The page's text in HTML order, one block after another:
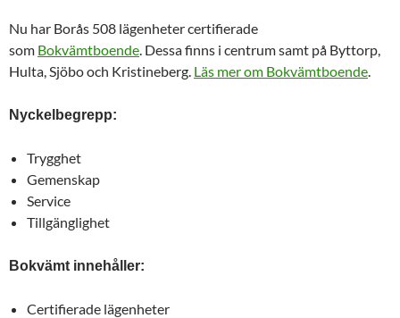
Nu har Borås 508 lägenheter certifierade
som Bokvämtboende. Dessa finns i centrum samt på Byttorp,
Hulta, Sjöbo och Kristineberg. Läs mer om Bokvämtboende.
Nyckelbegrepp:
Trygghet
Gemenskap
Service
Tillgänglighet
Bokvämt innehåller:
Certifierade lägenheter